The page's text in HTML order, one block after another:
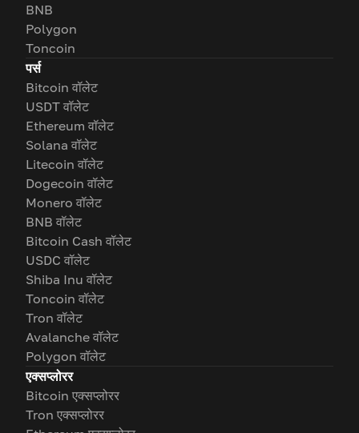
BNB
Polygon
Toncoin
पर्स
Bitcoin वॉलेट
USDT वॉलेट
Ethereum वॉलेट
Solana वॉलेट
Litecoin वॉलेट
Dogecoin वॉलेट
Monero वॉलेट
BNB वॉलेट
Bitcoin Cash वॉलेट
USDC वॉलेट
Shiba Inu वॉलेट
Toncoin वॉलेट
Tron वॉलेट
Avalanche वॉलेट
Polygon वॉलेट
एक्सप्लोरर
Bitcoin एक्सप्लोरर
Tron एक्सप्लोरर